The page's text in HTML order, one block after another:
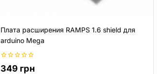
Плата расширения RAMPS 1.6 shield для
arduino Mega
0
из
349 грн